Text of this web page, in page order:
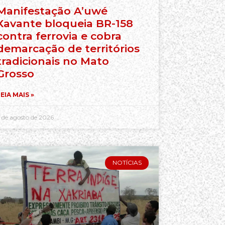
A’uwé
bloqueia BR-158
ferrovia e cobra
de territórios
no Mato
MAIS »
de agosto de 2026
NOTÍCIAS